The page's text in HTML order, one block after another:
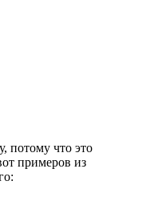
потому что это
примеров из